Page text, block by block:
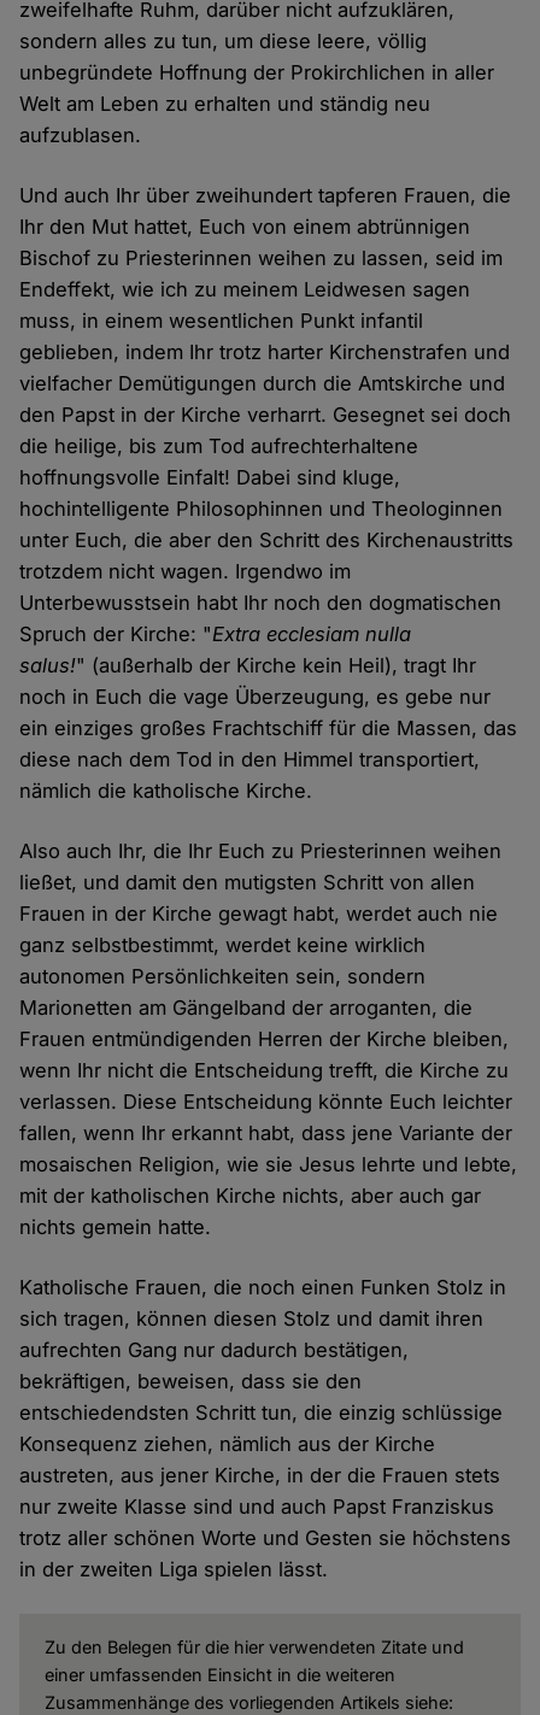
zweifelhafte Ruhm, darüber nicht aufzuklären,
sondern alles zu tun, um diese leere, völlig
unbegründete Hoffnung der Prokirchlichen in aller
Welt am Leben zu erhalten und ständig neu
aufzublasen.
Und auch Ihr über zweihundert tapferen Frauen, die
Ihr den Mut hattet, Euch von einem abtrünnigen
Bischof zu Priesterinnen weihen zu lassen, seid im
Endeffekt, wie ich zu meinem Leidwesen sagen
muss, in einem wesentlichen Punkt infantil
geblieben, indem Ihr trotz harter Kirchenstrafen und
vielfacher Demütigungen durch die Amtskirche und
den Papst in der Kirche verharrt. Gesegnet sei doch
die heilige, bis zum Tod aufrechterhaltene
hoffnungsvolle Einfalt! Dabei sind kluge,
hochintelligente Philosophinnen und Theologinnen
unter Euch, die aber den Schritt des Kirchenaustritts
trotzdem nicht wagen. Irgendwo im
Unterbewusstsein habt Ihr noch den dogmatischen
Spruch der Kirche: "Extra ecclesiam nulla
salus!" (außerhalb der Kirche kein Heil), tragt Ihr
noch in Euch die vage Überzeugung, es gebe nur
ein einziges großes Frachtschiff für die Massen, das
diese nach dem Tod in den Himmel transportiert,
nämlich die katholische Kirche.
Also auch Ihr, die Ihr Euch zu Priesterinnen weihen
ließet, und damit den mutigsten Schritt von allen
Frauen in der Kirche gewagt habt, werdet auch nie
ganz selbstbestimmt, werdet keine wirklich
autonomen Persönlichkeiten sein, sondern
Marionetten am Gängelband der arroganten, die
Frauen entmündigenden Herren der Kirche bleiben,
wenn Ihr nicht die Entscheidung trefft, die Kirche zu
verlassen. Diese Entscheidung könnte Euch leichter
fallen, wenn Ihr erkannt habt, dass jene Variante der
mosaischen Religion, wie sie Jesus lehrte und lebte,
mit der katholischen Kirche nichts, aber auch gar
nichts gemein hatte.
Katholische Frauen, die noch einen Funken Stolz in
sich tragen, können diesen Stolz und damit ihren
aufrechten Gang nur dadurch bestätigen,
bekräftigen, beweisen, dass sie den
entschiedendsten Schritt tun, die einzig schlüssige
Konsequenz ziehen, nämlich aus der Kirche
austreten, aus jener Kirche, in der die Frauen stets
nur zweite Klasse sind und auch Papst Franziskus
trotz aller schönen Worte und Gesten sie höchstens
in der zweiten Liga spielen lässt.
Zu den Belegen für die hier verwendeten Zitate und
einer umfassenden Einsicht in die weiteren
Zusammenhänge des vorliegenden Artikels siehe: